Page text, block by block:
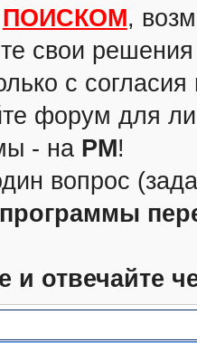
ПОИСКОМ,
свои
с
форум для
- на PM!
вопрос
и отвечайте